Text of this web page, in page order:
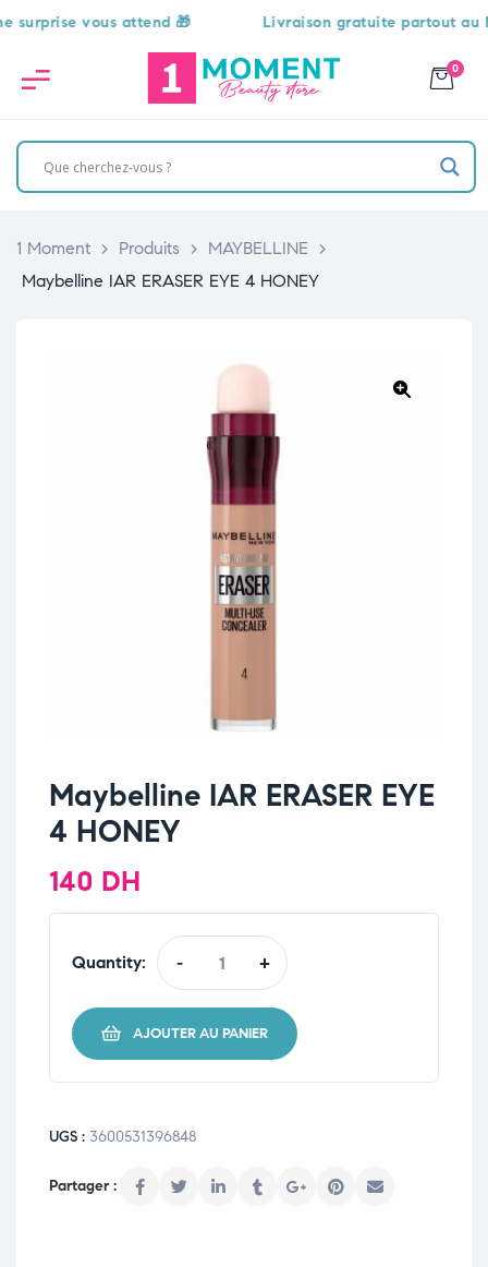
vous attend 🎁 Livraison gratuite partout au
0
1 Moment > Produits > MAYBELLINE
>
Maybelline IAR ERASER EYE 4 HONEY
Maybelline IAR ERASER EYE
4 HONEY
140 DH
Quantity: - +
AJOUTER AU PANIER
UGS : 3600531396848